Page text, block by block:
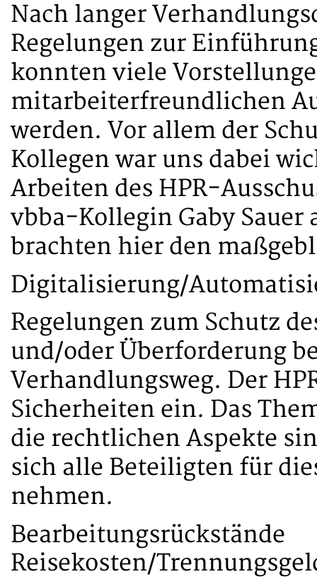
Nach langer
Regelungen zur
konnten viele
mitarbeiterfreundlichen
werden. Vor allem der
Kollegen war uns dabei
Arbeiten des HPR-
vbba-Kollegin Gaby
brachten hier den
Digitalisierung/
Regelungen zum Schutz
und/oder Überforderung
Verhandlungsweg. Der
Sicherheiten ein. Das
die rechtlichen Aspekte
sich alle Beteiligten für
nehmen.
Bearbeitungsrückstände
Reisekosten/